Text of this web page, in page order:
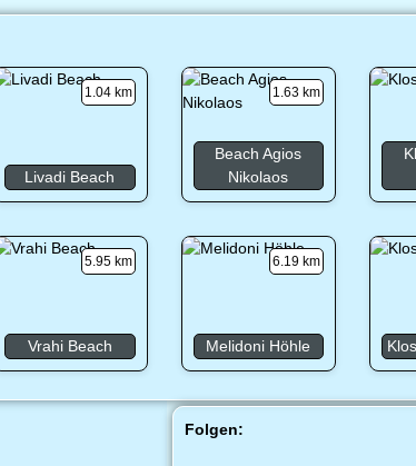
1.04 km
Livadi Beach
1.63 km
Beach Agios
Nikolaos
5.95 km
Vrahi Beach
6.19 km
Melidoni Höhle
Folgen: